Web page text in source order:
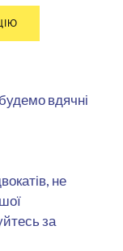
вдячні
не
за